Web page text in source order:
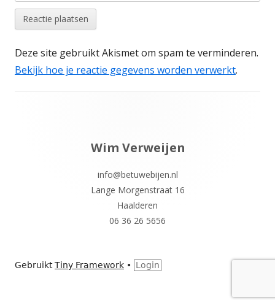
Deze site gebruikt Akismet om spam te verminderen.
Bekijk hoe je reactie gegevens worden verwerkt.
Wim Verweijen
info@betuwebijen.nl
Lange Morgenstraat 16
Haalderen
06 36 26 5656
GebruiktTiny Framework • Login